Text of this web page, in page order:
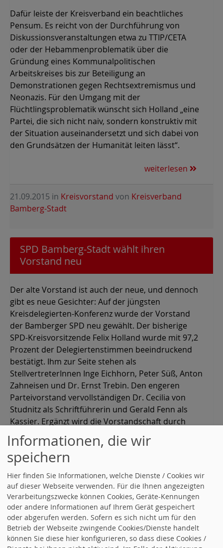
Dafür leiste der Kreisverband ein beachtliches
Pensum. Es reicht von der Durchführung von
Diskussionsveranstaltungen etwa zu TTIP/CETA
oder der Hebammenproblematik über die
Gründung eines Kommunalpolitischen
Arbeitskreises bis zur Beteiligung an
Demonstrationen gegen Rechtsextremismus und
Neonazis. Für den Umgang mit der
Flüchtlingsproblematik wünscht sich Holland „eine
Partei, die sich nicht naiv, sondern konstruktiv mit
der Situation auseinandersetzt und sich dabei von
den Grundsätzen der Humanität leiten lässt“.
weiterlesen
21.09.2015 in Kreisvorstand von Kreisverband
Bamberg-Stadt
SPD Bamberg-Stadt wählt ihren
Vorstand neu
Der alte Vorstand ist auch der neue, und dennoch
gibt es neue Gesichter: Auf der jüngsten
Kreisdelegierten-Konferenz wurde der Vorstand
der Bamberger SPD neu gewählt. Der bisherige
SPD-Kreisvorsitzende Felix Holland wurde mit 97,2
Prozent der Delegiertenstimmen beeindruckend
bestätigt. Ihm zur Seite stehen als
StellvertreterInnen Inge Eichhorn, Peter Süß, Anton
Zahneisen und Dr. Ernst Trebin. Den engeren
Parteivorstand vervollständigen Dr. Cecilia von
Studnitz als Schriftführerin und Gerald Fenn als
Kassier. Ergänzt wird die Vorstandschaft durch
neun Beisitzerinnen und Beisitzer: Kerstin Biener,
Cornelia Daig-Kastura, Anja Eichelsdörfer, Karin
Gottschall, Stefan Handke, Wolfgang Metzner,
Alexander Ostermann, Sabine Sauer und Angelika
Schmidt.
weiterlesen
09.08.2011 inKreisvorstandvonKreisverband
Bamberg-Stadt
Informationen, die wir
speichern
Hier finden Sie Informationen, welche Dienste / Cookies wir
auf dieser Webseite verwenden. Für die Ihnen angezeigten
Verarbeitungszwecke können Cookies, Geräte-Kennungen
oder andere Informationen auf Ihrem Gerät gespeichert
oder abgerufen werden. Sofern es sich nicht um für den
Betrieb der Webseite zwingende Cookies/Dienste handelt
können Sie diese hier konfigurieren, so dass diese Cookies /